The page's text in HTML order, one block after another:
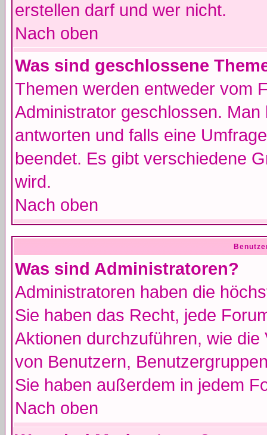
erstellen darf und wer nicht.
Nach oben
Was sind geschlossene
Themen werden entweder vom
Administrator geschlossen.
antworten und falls eine
beendet. Es gibt verschiedene
wird.
Nach oben
Was sind Administratoren?
Administratoren haben die
Sie haben das Recht, jede
Aktionen durchzuführen, wie
von Benutzern,
Sie haben außerdem in jedem
Nach oben